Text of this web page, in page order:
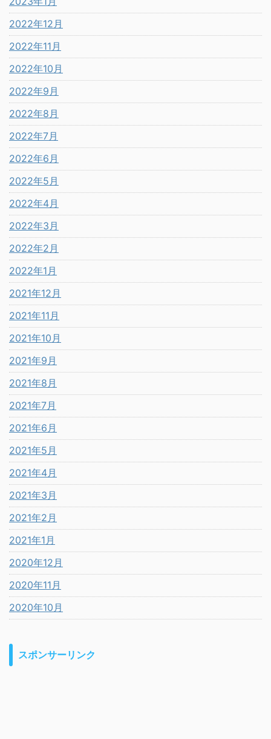
2022年12月
2022年11月
2022年10月
2022年9月
2022年8月
2022年7月
2022年6月
2022年5月
2022年4月
2022年3月
2022年2月
2022年1月
2021年12月
2021年11月
2021年10月
2021年9月
2021年8月
2021年7月
2021年6月
2021年5月
2021年4月
2021年3月
2021年2月
2021年1月
2020年12月
2020年11月
2020年10月
スポンサーリンク